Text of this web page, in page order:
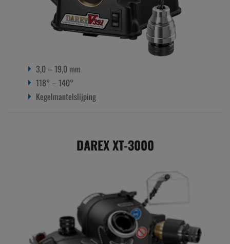
3,0 – 19,0 mm
118° – 140°
Kegelmantelslijping
DAREX XT-3000